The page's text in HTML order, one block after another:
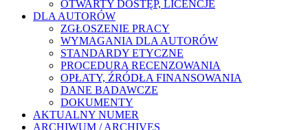
OTWARTY DOSTĘP, LICENCJE
DLA AUTORÓW
ZGŁOSZENIE PRACY
WYMAGANIA DLA AUTORÓW
STANDARDY ETYCZNE
PROCEDURA RECENZOWANIA
OPŁATY, ŹRÓDŁA FINANSOWANIA
DANE BADAWCZE
DOKUMENTY
AKTUALNY NUMER
ARCHIWUM / ARCHIVES